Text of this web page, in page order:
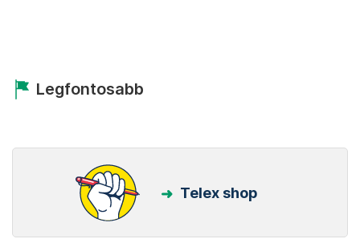
Legfontosabb
Telex shop